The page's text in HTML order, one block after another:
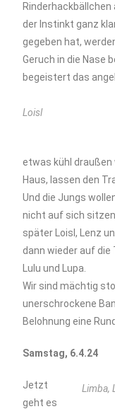
der Instinkt ganz
gegeben hat,
Geruch in die Nase
begeistert das
Loisl
etwas kühl draußen
Haus, lassen den
Und die Jungs
nicht auf sich
später Loisl, Lenz
dann wieder auf die
Lulu und Lupa.
Wir sind mächtig
unerschrockene
Belohnung eine
Samstag, 6.4.24
Limba,
Jetzt
geht es